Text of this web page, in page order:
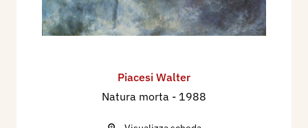
Piacesi Walter
Natura morta - 1988